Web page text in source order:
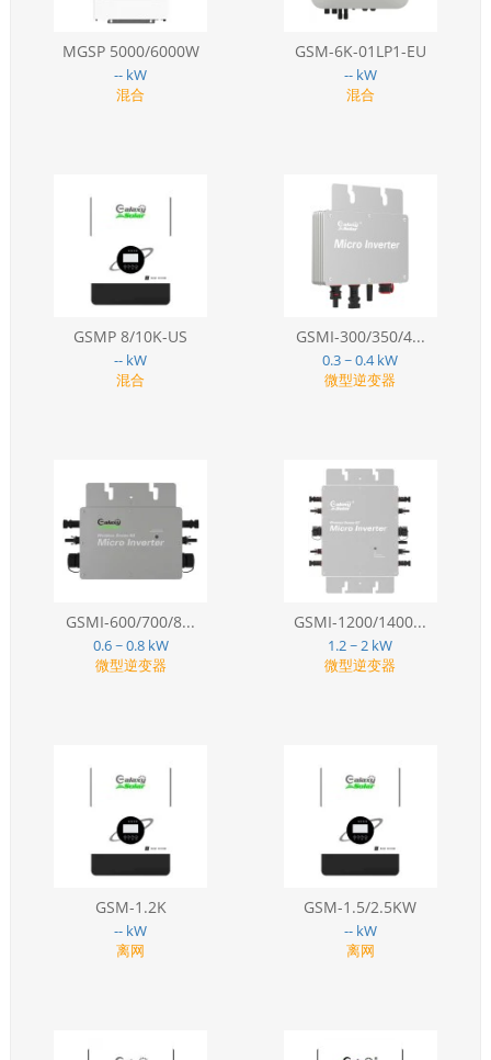
MGSP 5000/6000W
-- kW
混合
GSM-6K-01LP1-EU
-- kW
混合
GSMP 8/10K-US
-- kW
混合
GSMI-300/350/4...
0.3 ~ 0.4 kW
微型逆变器
GSMI-600/700/8...
0.6 ~ 0.8 kW
微型逆变器
GSMI-1200/1400...
1.2 ~ 2 kW
微型逆变器
GSM-1.2K
-- kW
离网
GSM-1.5/2.5KW
-- kW
离网